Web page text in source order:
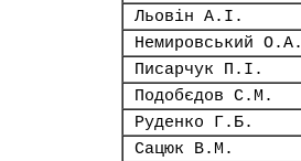
Льовін А.І.
Немировський О.А.
Писарчук П.І.
Подобєдов С.М.
Руденко Г.Б.
Сацюк В.М.